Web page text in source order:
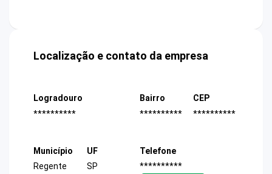
Localização e contato da empresa
Logradouro
**********
Bairro
**********
CEP
**********
Município
Regente
UF
SP
Telefone
**********